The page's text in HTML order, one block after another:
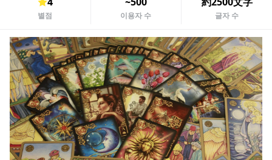
별점 이용자 수 글자 수